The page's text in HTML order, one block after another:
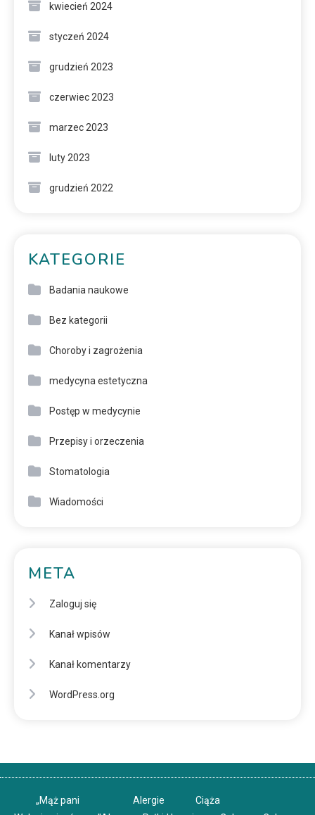
kwiecień 2024
styczeń 2024
grudzień 2023
czerwiec 2023
marzec 2023
luty 2023
grudzień 2022
KATEGORIE
Badania naukowe
Bez kategorii
Choroby i zagrożenia
medycyna estetyczna
Postęp w medycynie
Przepisy i orzeczenia
Stomatologia
Wiadomości
META
Zaloguj się
Kanał wpisów
Kanał komentarzy
WordPress.org
„Mąż pani
Alergie
Ciąża